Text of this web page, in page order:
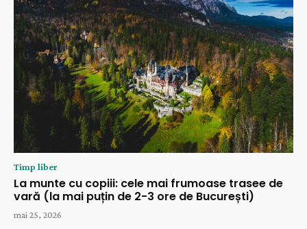
Timp liber
La munte cu copiii: cele mai frumoase trasee de
vară (la mai puțin de 2-3 ore de București)
mai 25, 2026